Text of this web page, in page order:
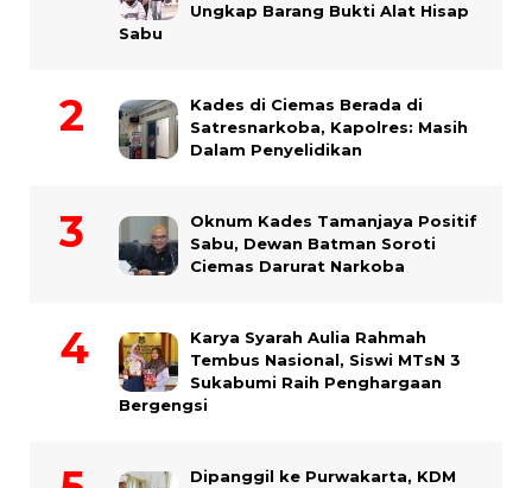
Ungkap Barang Bukti Alat Hisap
Sabu
Kades di Ciemas Berada di
Satresnarkoba, Kapolres: Masih
Dalam Penyelidikan
Oknum Kades Tamanjaya Positif
Sabu, Dewan Batman Soroti
Ciemas Darurat Narkoba
Karya Syarah Aulia Rahmah
Tembus Nasional, Siswi MTsN 3
Sukabumi Raih Penghargaan
Bergengsi
Dipanggil ke Purwakarta, KDM